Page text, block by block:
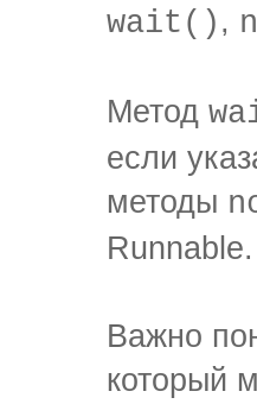
wait(),
Метод
если
методы
Runnable.
Важно
который